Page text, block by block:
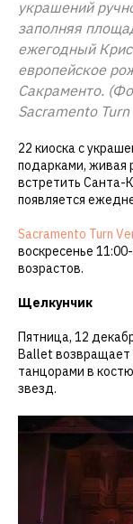
украшений
заполняя
ежегодный
европейское
Сакраменто.
Sacramento
22 киоска с
подарками, живая
встретить Санта-
появляется
Sacramento Turn
воскресенье
возрастов.
Щелкунчик
Пятница, 12
Ballet возвращает
танцорами в
звезд.